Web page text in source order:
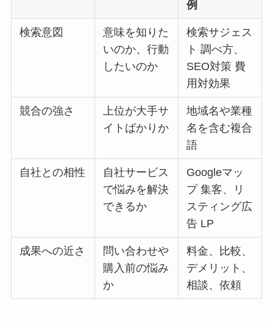
例
検索意図
意味を知りた
いのか、行動
したいのか
検索サジェス
ト 調べ方、
SEO対策 費
用対効果
競合の強さ
上位が大手サ
イトばかりか
地域名や業種
名を含む複合
語
自社との相性
自社サービス
で悩みを解決
できるか
Googleマッ
プ 集客、リ
スティング広
告 LP
成果への近さ
問い合わせや
購入前の悩み
か
料金、比較、
デメリット、
相談、依頼